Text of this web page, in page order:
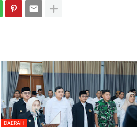
DAERAH